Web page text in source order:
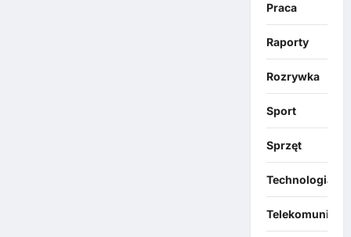
Praca
Raporty
Rozrywka
Sport
Sprzęt
Technologia